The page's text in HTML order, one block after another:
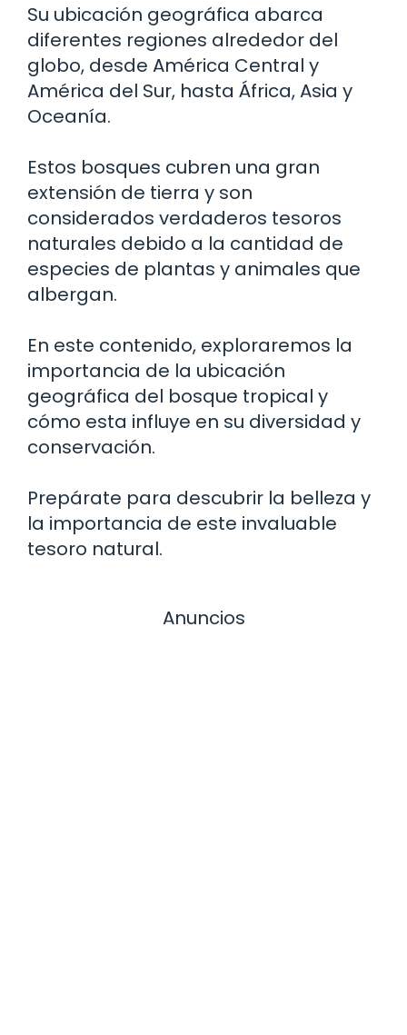
Su ubicación geográfica abarca
diferentes regiones alrededor del
globo, desde América Central y
América del Sur, hasta África, Asia y
Oceanía.
Estos bosques cubren una gran
extensión de tierra y son
considerados verdaderos tesoros
naturales debido a la cantidad de
especies de plantas y animales que
albergan.
En este contenido, exploraremos la
importancia de la ubicación
geográfica del bosque tropical y
cómo esta influye en su diversidad y
conservación.
Prepárate para descubrir la belleza y
la importancia de este invaluable
tesoro natural.
Anuncios